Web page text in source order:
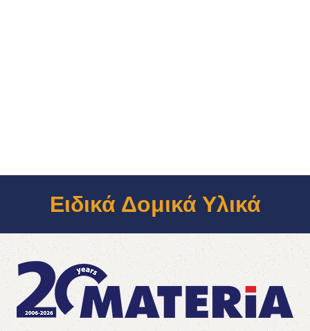
Ειδικά Δομικά Υλικά